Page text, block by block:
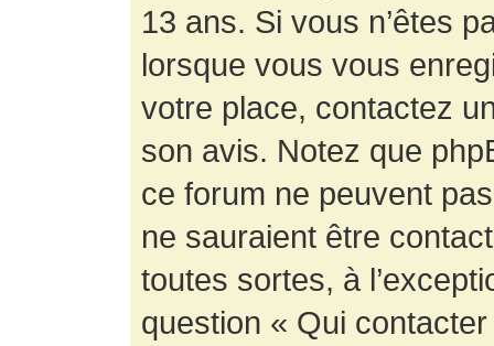
13 ans. Si vous n’êtes
lorsque vous vous
votre place, contactez
son avis. Notez que
ce forum ne peuvent
ne sauraient être
toutes sortes, à
question « Qui